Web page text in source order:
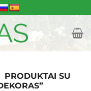
PRODUKTAI SU